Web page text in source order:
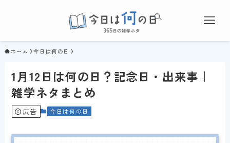
ホーム 今日は何の日
1月12日は何の日？記念日・出来事｜
雑学ネタまとめ
広告 今日は何の日